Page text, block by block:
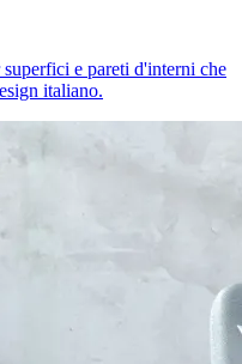
e pareti d'interni che
italiano.